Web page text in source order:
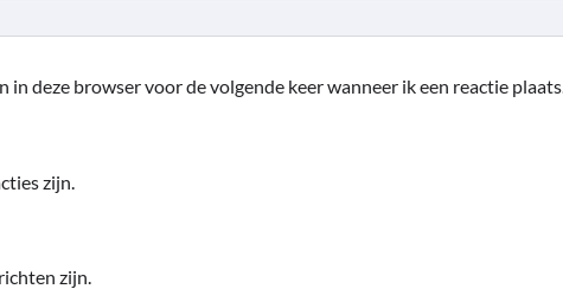
in deze browser voor de volgende keer wanneer ik een reactie plaats.
zijn.
zijn.